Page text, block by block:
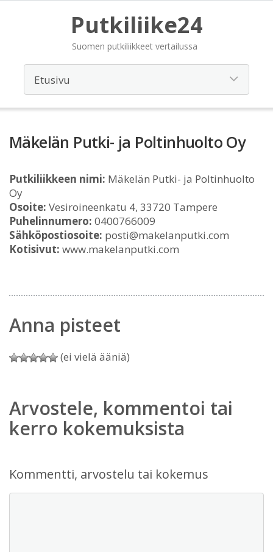
Putkiliike24
Suomen putkiliikkeet vertailussa
Mäkelän Putki- ja Poltinhuolto Oy
Putkiliikkeen nimi: Mäkelän Putki- ja Poltinhuolto
Oy
Osoite: Vesiroineenkatu 4, 33720 Tampere
Puhelinnumero: 0400766009
Sähköpostiosoite: posti@makelanputki.com
Kotisivut: www.makelanputki.com
Anna pisteet
(ei vielä ääniä)
Arvostele, kommentoi tai
kerro kokemuksista
Kommentti, arvostelu tai kokemus